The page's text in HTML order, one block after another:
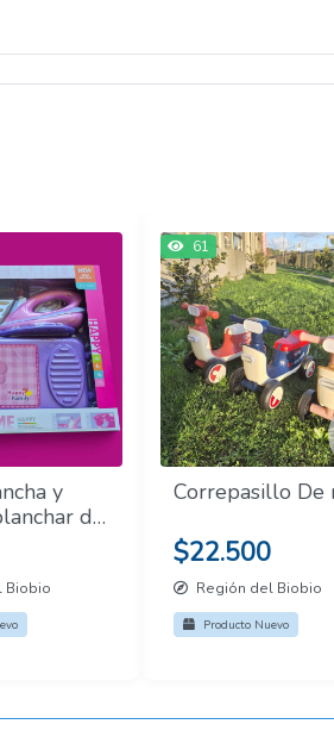
y
de
Biobio
61
Correpasillo De
$22.500
Región del Biobio
Producto Nuevo